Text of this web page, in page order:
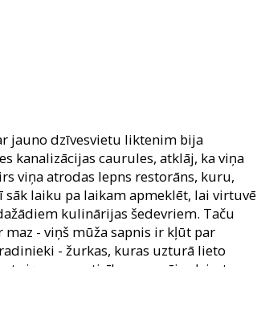
jauno dzīvesvietu liktenim bija
kanalizācijas caurules, atklāj, ka viņa
viņa atrodas lepns restorāns, kuru,
sāk laiku pa laikam apmeklēt, lai virtuvē
kulinārijas šedevriem. Taču
- viņš mūža sapnis ir kļūt par
- žurkas, kuras uzturā lieto
viņam neuzticību grauzēju dzimtas
cenšas tikt vaļā no uzmācīgā